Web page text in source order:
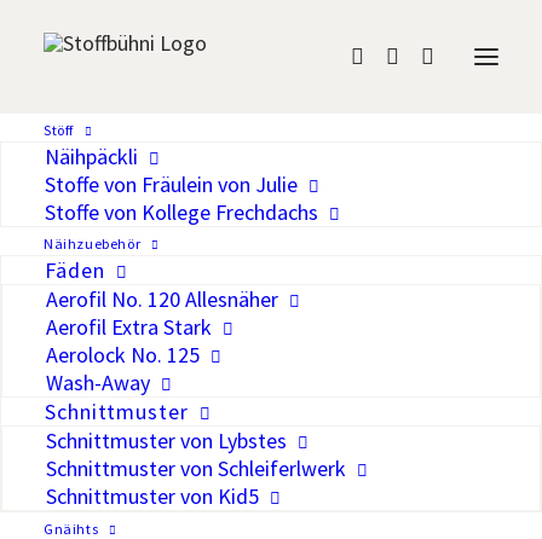
Stöff
Näihpäckli
Stoffe von Fräulein von Julie
Stoffe von Kollege Frechdachs
Näihzuebehör
Fäden
Aerofil No. 120 Allesnäher
Aerofil Extra Stark
Aerolock No. 125
Wash-Away
Schnittmuster
Schnittmuster von Lybstes
Schnittmuster von Schleiferlwerk
Schnittmuster von Kid5
Gnäihts
120, 400m, Col. 8658
Auf die Wunschliste
Aerofil No. 120 ist ein hochwertiger
Nähfaden für alle Stoffe und Nähte.
Hohe Reiss- und Scheuerfestigkeit und
hervorragende Geschmeidigkeit,
gepaart mit exzellenter